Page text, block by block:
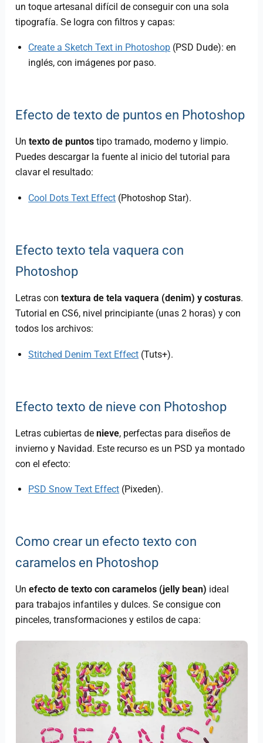
un toque artesanal difícil de conseguir con una sola
tipografía. Se logra con filtros y capas:
Create a Sketch Text in Photoshop (PSD Dude): en
inglés, con imágenes por paso.
Efecto de texto de puntos en Photoshop
Untexto de puntos tipo tramado, moderno y limpio.
Puedes descargar la fuente al inicio del tutorial para
clavar el resultado:
Cool Dots Text Effect (Photoshop Star).
Efecto texto tela vaquera con
Photoshop
Letras contextura de tela vaquera (denim) y costuras.
Tutorial en CS6, nivel principiante (unas 2 horas) y con
todos los archivos:
Stitched Denim Text Effect (Tuts+).
Efecto texto de nieve con Photoshop
Letras cubiertas denieve, perfectas para diseños de
invierno y Navidad. Este recurso es un PSD ya montado
con el efecto:
PSD Snow Text Effect (Pixeden).
Como crear un efecto texto con
caramelos en Photoshop
Unefecto de texto con caramelos (jelly bean) ideal
para trabajos infantiles y dulces. Se consigue con
pinceles, transformaciones y estilos de capa: